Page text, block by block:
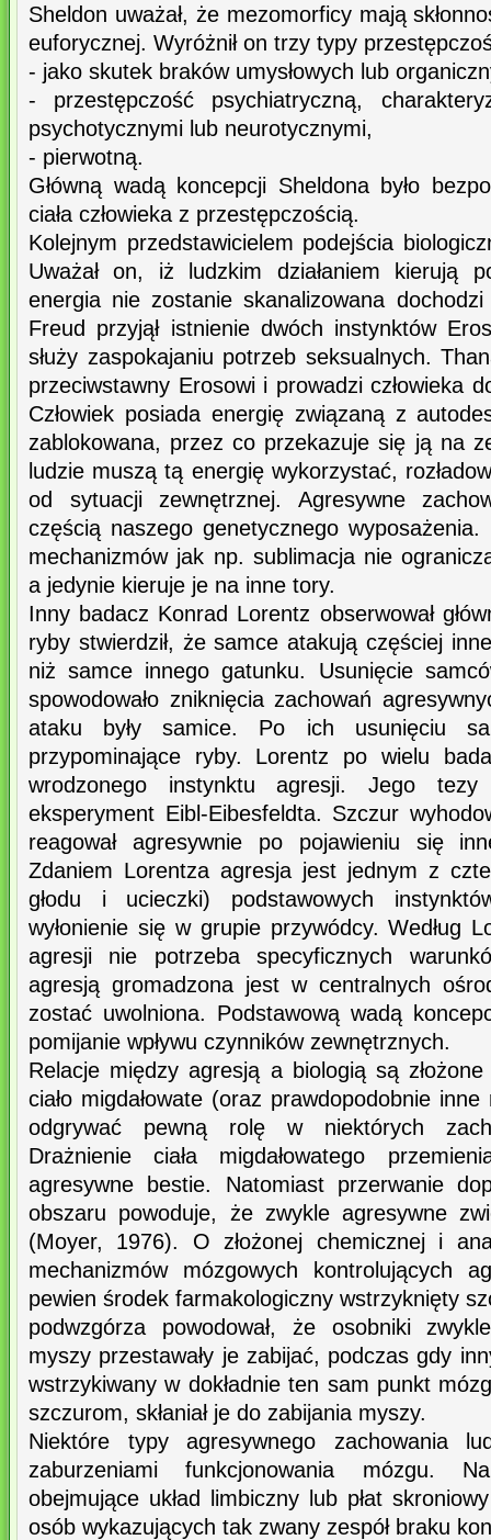
Sheldon uważał, że mezomorficy mają
euforycznej. Wyróżnił on trzy typy
- jako skutek braków umysłowych lub
- przestępczość psychiatryczną,
psychotycznymi lub neurotycznymi,
- pierwotną.
Główną wadą koncepcji Sheldona było
ciała człowieka z przestępczością.
Kolejnym przedstawicielem podejścia
Uważał on, iż ludzkim działaniem kierują
energia nie zostanie skanalizowana
Freud przyjął istnienie dwóch instynktów
służy zaspokajaniu potrzeb seksualnych.
przeciwstawny Erosowi i prowadzi człowieka
Człowiek posiada energię związaną z
zablokowana, przez co przekazuje się ją na
ludzie muszą tą energię wykorzystać,
od sytuacji zewnętrznej. Agresywne
częścią naszego genetycznego
mechanizmów jak np. sublimacja nie
a jedynie kieruje je na inne tory.
Inny badacz Konrad Lorentz obserwował
ryby stwierdził, że samce atakują częściej
niż samce innego gatunku. Usunięcie
spowodowało zniknięcia zachowań
ataku były samice. Po ich usunięciu
przypominające ryby. Lorentz po wielu
wrodzonego instynktu agresji. Jego tezy
eksperyment Eibl-Eibesfeldta. Szczur
reagował agresywnie po pojawieniu się
Zdaniem Lorentza agresja jest jednym z
głodu i ucieczki) podstawowych
wyłonienie się w grupie przywódcy. Według
agresji nie potrzeba specyficznych
agresją gromadzona jest w centralnych
zostać uwolniona. Podstawową wadą
pomijanie wpływu czynników zewnętrznych.
Relacje między agresją a biologią są
ciało migdałowate (oraz prawdopodobnie
odgrywać pewną rolę w niektórych
Drażnienie ciała migdałowatego
agresywne bestie. Natomiast przerwanie
obszaru powoduje, że zwykle agresywne
(Moyer, 1976). O złożonej chemicznej i
mechanizmów mózgowych kontrolujących
pewien środek farmakologiczny wstrzyknięty
podwzgórza powodował, że osobniki
myszy przestawały je zabijać, podczas gdy
wstrzykiwany w dokładnie ten sam punkt
szczurom, skłaniał je do zabijania myszy.
Niektóre typy agresywnego zachowania
zaburzeniami funkcjonowania mózgu.
obejmujące układ limbiczny lub płat
osób wykazujących tak zwany zespół braku